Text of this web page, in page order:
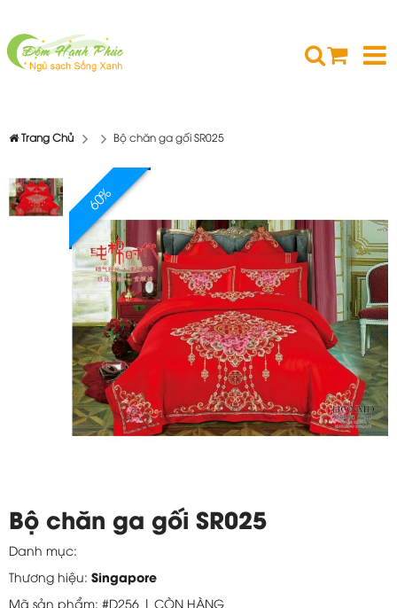
Trang Chủ Bộ chăn ga gối SR025
60%
Bộ chăn ga gối SR025
Danh mục:
Thương hiệu: Singapore
Mã sản phẩm: #D256 | CÒN HÀNG